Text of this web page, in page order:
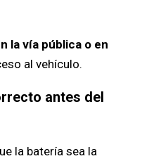
la vía pública o en
al vehículo.
antes del
la batería sea la